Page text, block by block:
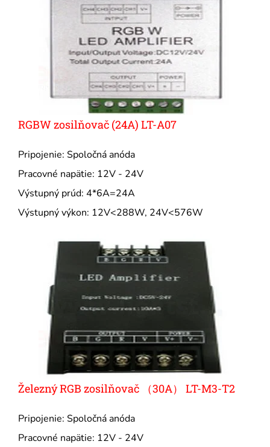
RGBW zosilňovač (24A) LT-A07
Pripojenie: Spoločná anóda
Pracovné napätie: 12V - 24V
Výstupný prúd: 4*6A=24A
Výstupný výkon: 12V<288W, 24V<576W
Železný RGB zosilňovač （30A） LT-M3-T2
Pripojenie: Spoločná anóda
Pracovné napätie: 12V - 24V